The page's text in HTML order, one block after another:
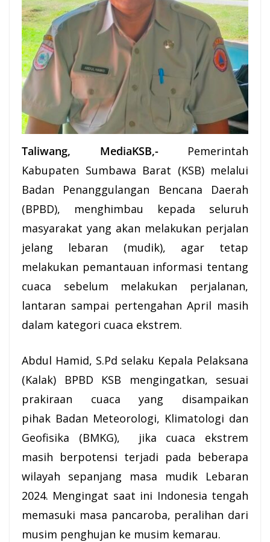
Taliwang, MediaKSB,- Pemerintah
Kabupaten Sumbawa Barat (KSB) melalui
Badan Penanggulangan Bencana Daerah
(BPBD), menghimbau kepada seluruh
masyarakat yang akan melakukan perjalan
jelang lebaran (mudik), agar tetap
melakukan pemantauan informasi tentang
cuaca sebelum melakukan perjalanan,
lantaran sampai pertengahan April masih
dalam kategori cuaca ekstrem.
Abdul Hamid, S.Pd selaku Kepala Pelaksana
(Kalak)
BPBD KSB mengingatkan, sesuai
prakiraan cuaca yang disampaikan
pihak Badan Meteorologi, Klimatologi dan
Geofisika (BMKG), jika cuaca ekstrem
masih berpotensi terjadi pada beberapa
wilayah sepanjang masa mudik Lebaran
2024. Mengingat saat ini Indonesia tengah
memasuki masa pancaroba, peralihan dari
musim penghujan ke musim kemarau.